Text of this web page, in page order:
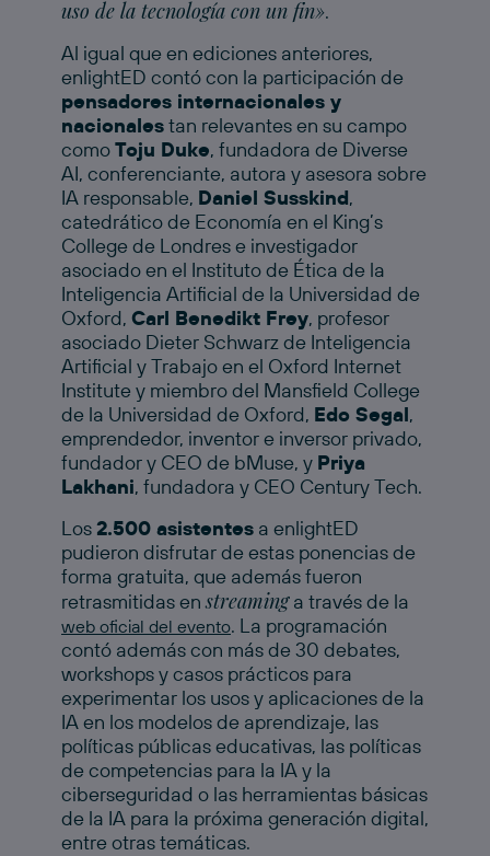
uso de la tecnología con un fin».
Al igual que en ediciones anteriores,
enlightED contó con la participación de
pensadores internacionales y
nacionalestan relevantes en su campo
comoToju Duke, fundadora de Diverse
AI, conferenciante, autora y asesora sobre
IA responsable, Daniel Susskind,
catedrático de Economía en el King’s
College de Londres e investigador
asociado en el Instituto de Ética de la
Inteligencia Artificial de la Universidad de
Oxford, Carl Benedikt Frey, profesor
asociado Dieter Schwarz de Inteligencia
Artificial y Trabajo en el Oxford Internet
Institute y miembro del Mansfield College
de la Universidad de Oxford, Edo Segal,
emprendedor, inventor e inversor privado,
fundador y CEO de bMuse, y Priya
Lakhani, fundadora y CEO Century Tech.
Los2.500 asistentes a enlightED
pudieron disfrutar de estas ponencias de
forma gratuita, que además fueron
retrasmitidas enstreaminga través de la
web oficial del evento. La programación
contó además con más de 30 debates,
workshops y casos prácticos para
experimentar los usos y aplicaciones de la
IA en los modelos de aprendizaje, las
políticas públicas educativas, las políticas
de competencias para la IA y la
ciberseguridad o las herramientas básicas
de la IA para la próxima generación digital,
entre otras temáticas.